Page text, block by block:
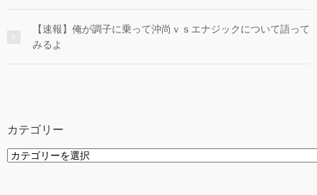
【速報】俺が調子に乗って沖尚ｖｓエナジックについて語って
みるよ
カテゴリー
カ